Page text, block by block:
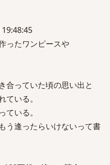
ったワンピースや
合っていた頃の思い出と
いる。
いる。
う逢ったらいけないって書